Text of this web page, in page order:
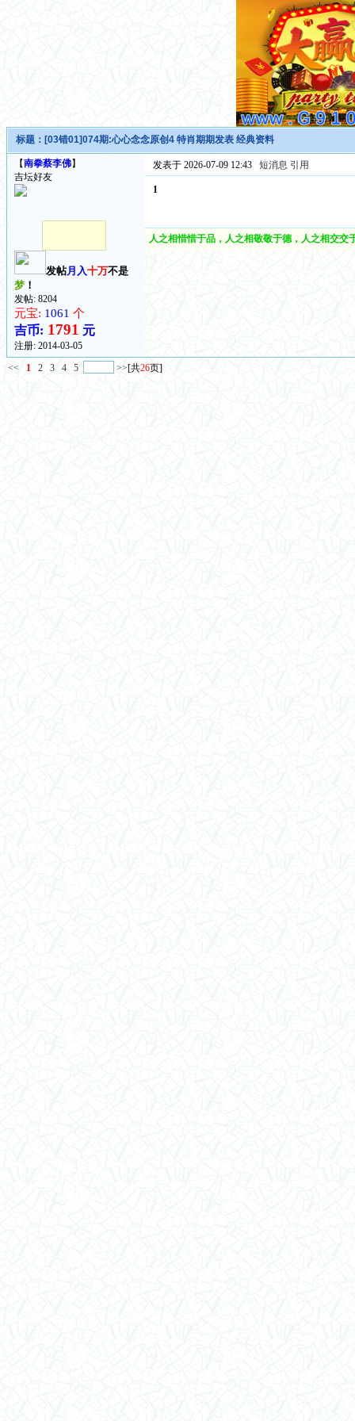
标题： [03错01]074期:心心念念原创4 特肖期期发表 经典资料
【南拳蔡李佛】
吉坛好友
发帖月入十万不是
梦！
发帖: 8204
元宝: 1061 个
吉币: 1791 元
注册: 2014-03-05
发表于 2026-07-09 12:43 短消息 引用
1
人之相惜惜于品，人之相敬敬于德，人之相交
<< 1 2 3 4 5 >>[共26页]